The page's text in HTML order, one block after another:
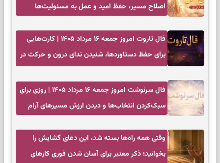
اصلاح مسیر، حفظ امید و عمل به مسئولیت‌ها
فال تاروت امروز جمعه ۱۶ مرداد ۱۴۰۵ | کارت‌هایی
برای حفظ دستاوردها، شنیدن ندای درون و حرکت در
فال سرنوشت امروز جمعه ۱۶ مرداد ۱۴۰۵ | روزی برای
سبک‌کردن انتخاب‌ها و دیدن ارزش مسیرهای آرام
وقتی همه راه‌ها بسته شد، این دعای گشایش را
بخوانید؛ ذکر معتبر برای آسان شدن فوری کارهای